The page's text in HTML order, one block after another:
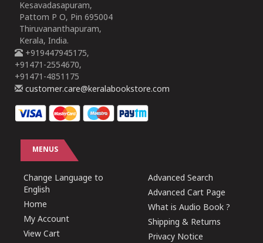
Kesavadasapuram,
Pattom P O, Pin 695004
Thiruvananthapuram,
Kerala, India.
+919447945175,
+91471-2554670,
+91471-4851175
customer.care@keralabookstore.com
MENUS
Change Language to
English
Home
My Account
View Cart
Advanced Search
Advanced Cart Page
What is Audio Book ?
Shipping & Returns
Privacy Notice